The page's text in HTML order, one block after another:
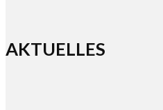
AKTUELLES